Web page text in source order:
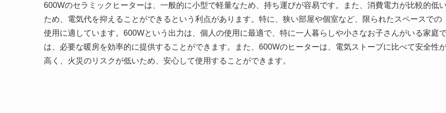
600Wのセラミックヒーターは、一般的に小型で軽量なため、持ち運びが容易です。また、消費電力が比較的低
ため、電気代を抑えることができるという利点があります。特に、狭い部屋や個室など、限られたスペースでの
使用に適しています。600Wという出力は、個人の使用に最適で、特に一人暮らしや小さなお子さんがいる家庭
は、必要な暖房を効率的に提供することができます。また、600Wのヒーターは、電気ストーブに比べて安全性
高く、火災のリスクが低いため、安心して使用することができます。